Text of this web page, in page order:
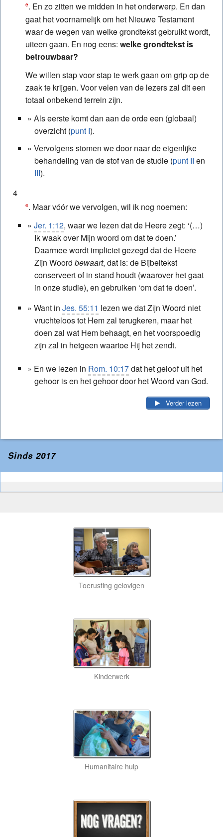
e. En zo zitten we midden in het onderwerp. En dan
gaat het voornamelijk om het Nieuwe Testament
waar de wegen van welke grondtekst gebruikt wordt,
uiteen gaan. En nog eens: welke grondtekst is
betrouwbaar?
We willen stap voor stap te werk gaan om grip op de
zaak te krijgen. Voor velen van de lezers zal dit een
totaal onbekend terrein zijn.
Als eerste komt dan aan de orde een (globaal)
overzicht (punt I).
Vervolgens stomen we door naar de eigenlijke
behandeling van de stof van de studie (punt II en
III).
4
e. Maar vóór we vervolgen, wil ik nog noemen:
Jer. 1:12, waar we lezen dat de Heere zegt: ‘(…)
Ik waak over Mijn woord om dat te doen.’
Daarmee wordt impliciet gezegd dat de Heere
Zijn Woord bewaart, dat is: de Bijbeltekst
conserveert of in stand houdt (waarover het gaat
in onze studie), en gebruiken ‘om dat te doen’.
Want in Jes. 55:11 lezen we dat Zijn Woord niet
vruchteloos tot Hem zal terugkeren, maar het
doen zal wat Hem behaagt, en het voorspoedig
zijn zal in hetgeen waartoe Hij het zendt.
En we lezen in Rom. 10:17dat het geloof uit het
gehoor is en het gehoor door het Woord van God.
Verder lezen
Sinds 2017
Toerusting gelovigen
Kinderwerk
Humanitaire hulp